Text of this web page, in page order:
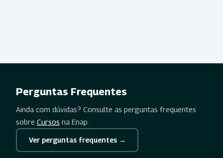
Perguntas Frequentes
Ainda com dúvidas? Consulte as perguntas frequentes
sobre Cursos na Enap.
Ver perguntas frequentes →